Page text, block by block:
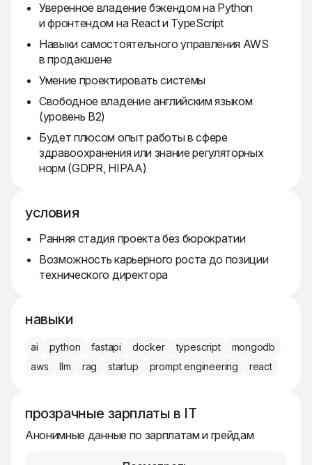
Уверенное владение бэкендом на Python
и фронтендом на React и TypeScript
Навыки самостоятельного управления AWS
в продакшене
Умение проектировать системы
Свободное владение английским языком
(уровень B2)
Будет плюсом опыт работы в сфере
здравоохранения или знание регуляторных
норм (GDPR, HIPAA)
условия
Ранняя стадия проекта без бюрократии
Возможность карьерного роста до позиции
технического директора
навыки
ai python fastapi docker typescript
mongodb
aws
llm rag startup prompt engineering react
прозрачные зарплаты в IT
Анонимные данные по зарплатам и грейдам